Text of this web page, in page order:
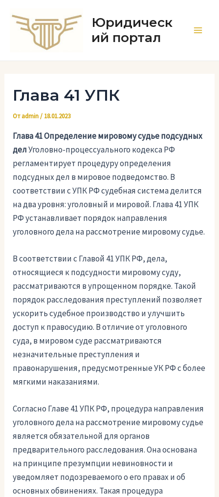
содержимому
Юридическ
ий портал
Глава 41 УПК
Отadmin/ 18.01.2023
Глава 41 Определение мировому судье подсудных
делУголовно-процессуального кодекса РФ
регламентирует процедуру определения
подсудных дел в мировое подведомство. В
соответствии с УПК РФ судебная система делится
на два уровня: уголовный и мировой. Глава 41 УПК
РФ устанавливает порядок направления
уголовного дела на рассмотрение мировому судье.
В соответствии с Главой 41 УПК РФ, дела,
относящиеся к подсудности мировому суду,
рассматриваются в упрощенном порядке. Такой
порядок расследования преступлений позволяет
ускорить судебное производство и улучшить
доступ к правосудию. В отличие от уголовного
суда, в мировом суде рассматриваются
незначительные преступления и
правонарушения, предусмотренные УК РФ с более
мягкими наказаниями.
Согласно Главе 41 УПК РФ, процедура направления
уголовного дела на рассмотрение мировому судье
является обязательной для органов
предварительного расследования. Она основана
на принципе презумпции невиновности и
уведомляет подозреваемого о его правах и об
основных обвинениях. Такая процедура